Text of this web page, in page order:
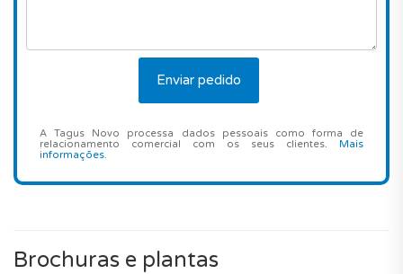
A Tagus Novo processa dados pessoais como forma de
relacionamento comercial com os seus clientes. Mais
informações
Brochuras e plantas